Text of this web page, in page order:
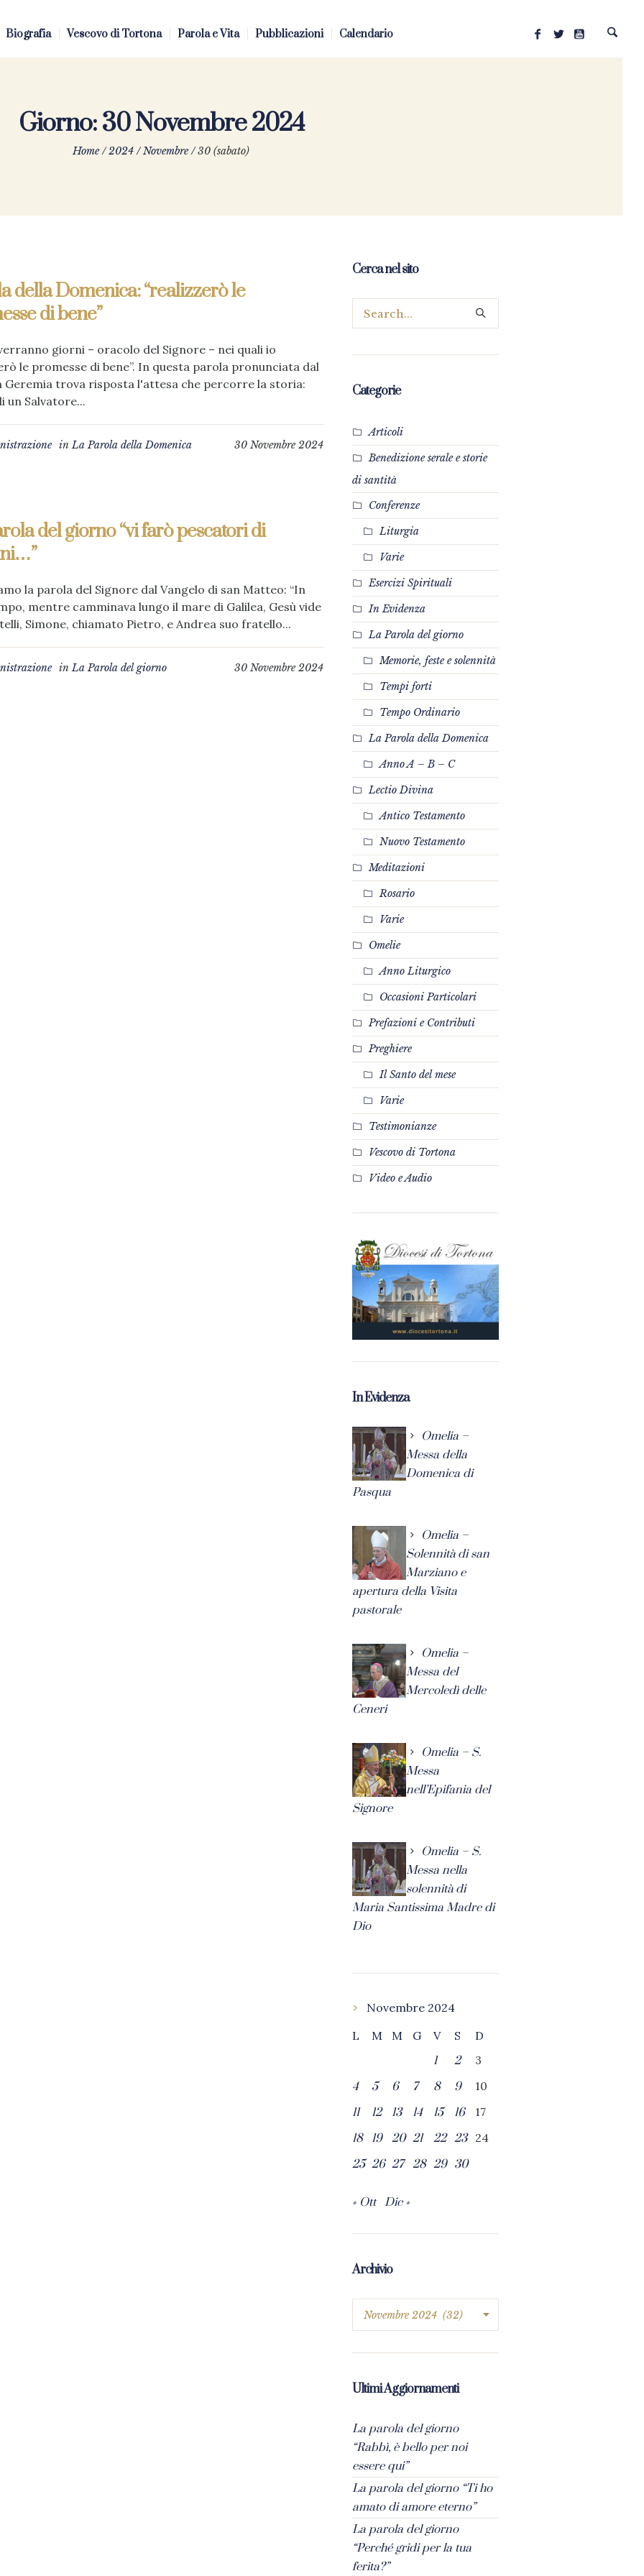
Biografia Vescovo di Tortona Parola e Vita Pubblicazioni Calendario
Giorno:30 Novembre 2024
Home /2024 /Novembre /30 (sabato)
della Domenica: “realizzerò le
di bene”
giorni – oracolo del Signore – nei quali io
le promesse di bene”. In questa parola pronunciata dal
Geremia trova risposta l'attesa che percorre la storia:
un Salvatore...
30 Novembre 2024
inLa Parola della Domenica
del giorno “vi farò pescatori di
la parola del Signore dal Vangelo di san Matteo: “In
mentre camminava lungo il mare di Galilea, Gesù vide
Simone, chiamato Pietro, e Andrea suo fratello...
30 Novembre 2024
inLa Parola del giorno
Cerca nel sito
Categorie
Articoli
Benedizione serale e storie
di santità
Conferenze
Liturgia
Varie
Esercizi Spirituali
In Evidenza
La Parola del giorno
Memorie, feste e solennità
Tempi forti
Tempo Ordinario
La Parola della Domenica
Anno A – B – C
Lectio Divina
Antico Testamento
Nuovo Testamento
Meditazioni
Rosario
Varie
Omelie
Anno Liturgico
Occasioni Particolari
Prefazioni e Contributi
Preghiere
Il Santo del mese
Varie
Testimonianze
Vescovo di Tortona
Video e Audio
In Evidenza
Omelia –
Messa della
Domenica di
Pasqua
Omelia –
Solennità di san
Marziano e
apertura della Visita
pastorale
Omelia –
Messa del
Mercoledì delle
Ceneri
Omelia – S.
Messa
nell’Epifania del
Signore
Omelia – S.
Messa nella
solennità di
Maria Santissima Madre di
Dio
Novembre 2024
L
M M G V S
D
1
2
3
4
5 6 7 8 9
10
11
12 13 14 15 16
17
18
19 20 21 22 23
24
25 26 27 28 29 30
« Ott Dic »
Archivio
Ultimi Aggiornamenti
La parola del giorno
“Rabbì, è bello per noi
essere qui”
La parola del giorno “Ti ho
amato di amore eterno”
La parola del giorno
“Perché gridi per la tua
ferita?”